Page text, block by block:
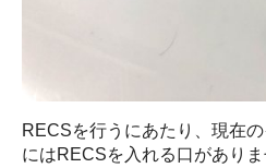
RECSを行うにあたり、現在
にはRECSを入れる口があり